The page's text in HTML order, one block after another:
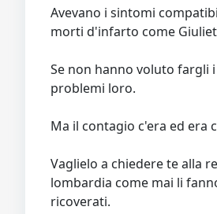
Avevano i sintomi
morti d'infarto come
Se non hanno voluto fargli
problemi loro.
Ma il contagio c'era ed era
Vaglielo a chiedere te alla
lombardia come mai li
ricoverati.